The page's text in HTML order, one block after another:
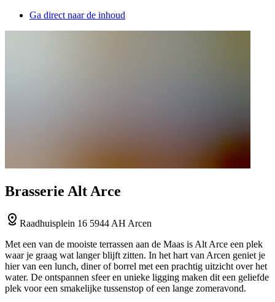
Ga direct naar de inhoud
Brasserie Alt Arce
Raadhuisplein 16 5944 AH Arcen
Met een van de mooiste terrassen aan de Maas is Alt Arce een plek
waar je graag wat langer blijft zitten. In het hart van Arcen geniet je
hier van een lunch, diner of borrel met een prachtig uitzicht over het
water. De ontspannen sfeer en unieke ligging maken dit een geliefde
plek voor een smakelijke tussenstop of een lange zomeravond.